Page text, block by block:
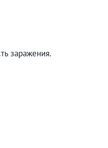
заражения.